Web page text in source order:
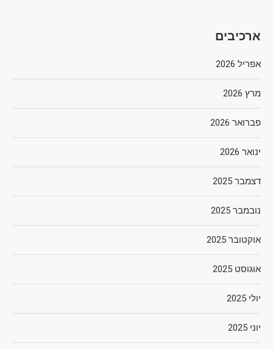
ארכיבים
אפריל 2026
מרץ 2026
פברואר 2026
ינואר 2026
דצמבר 2025
נובמבר 2025
אוקטובר 2025
אוגוסט 2025
יולי 2025
יוני 2025